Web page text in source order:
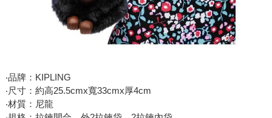
‧品牌：KIPLING
‧尺寸：約高25.5cmx寬33cmx厚4cm
‧材質：尼龍